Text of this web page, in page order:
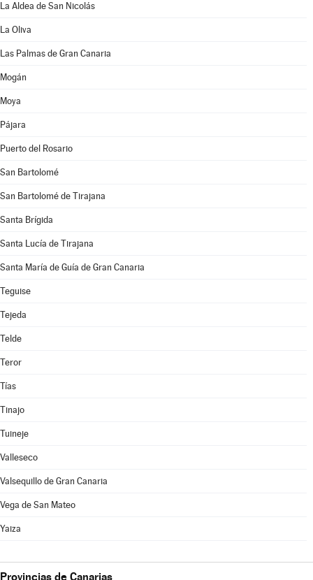
La Aldea de San Nicolás
La Oliva
Las Palmas de Gran Canaria
Mogán
Moya
Pájara
Puerto del Rosario
San Bartolomé
San Bartolomé de Tirajana
Santa Brígida
Santa Lucía de Tirajana
Santa María de Guía de Gran Canaria
Teguise
Tejeda
Telde
Teror
Tías
Tinajo
Tuineje
Valleseco
Valsequillo de Gran Canaria
Vega de San Mateo
Yaiza
Provincias de Canarias